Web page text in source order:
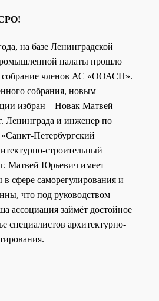
на базе Ленинградской
палаты прошло
собрание членов АС «ООАСП».
собрания, новым
избран – Новак Матвей
Ленинграда и инженер по
Петербургский
строительный
Матвей Юрьевич имеет
сфере саморегулирования и
что под руководством
ассоциация займёт достойное
специалистов архитектурно-